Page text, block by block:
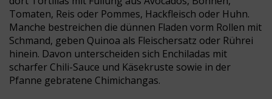
Tomaten, Reis oder Pommes, Hackfleisch oder Huhn.
Manche bestreichen die dünnen Fladen vorm Rollen mit
Schmand, geben Quinoa als Fleischersatz oder Rührei
hinein. Davon unterscheiden sich Enchiladas mit
scharfer Chili-Sauce und Käsekruste sowie in der
Pfanne gebratene Chimichangas.